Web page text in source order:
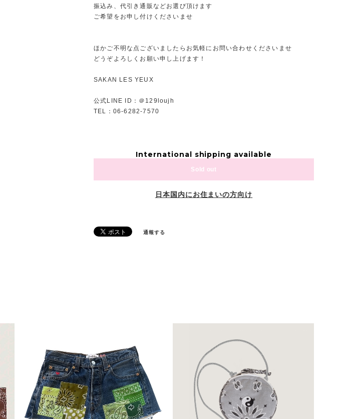
振込み、代引き通販などお選び頂けます
ご希望をお申し付けくださいませ
ほかご不明な点ございましたらお気軽にお問い合わせくださいませ
どうぞよろしくお願い申し上げます！
SAKAN LES YEUX
公式LINE ID：＠129loujh
TEL：06-6282-7570
International shipping available
Sold out
日本国内にお住まいの方向け
通報する